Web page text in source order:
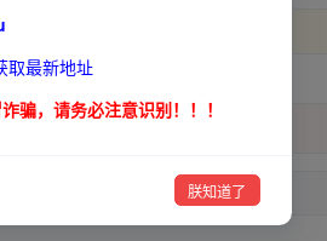
取最新地址
骗，请务必注意识别！！！
朕知道了